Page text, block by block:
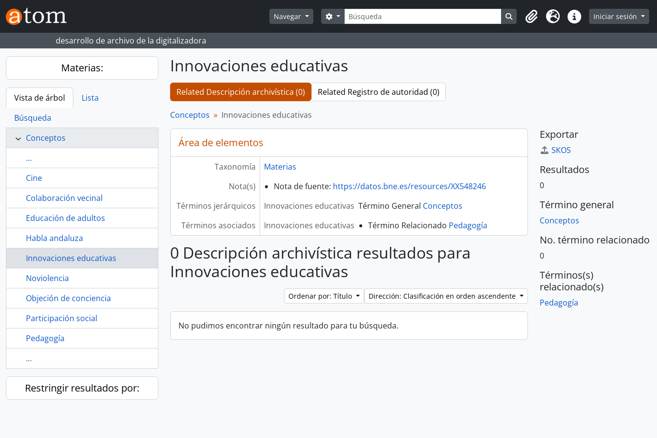
Skip to main content
Navegar
Búsqueda
Search options Search in browse page
Portapapeles
Idioma Enlaces rápidos
Iniciar sesión
desarrollo de archivo de la digitalizadora
Materias:
Vista de árbol
Lista
Búsqueda
Conceptos
...
Cine
Colaboración vecinal
Educación de adultos
Habla andaluza
Innovaciones educativas
Noviolencia
Objeción de conciencia
Participación social
Pedagogía
...
Restringir resultados por:
Innovaciones educativas
Related Descripción archivística (0) Related Registro de autoridad (0)
Conceptos Innovaciones educativas
Área de elementos
Taxonomía
Materias
Nota(s)
Nota de fuente: https://datos.bne.es/resources/XX548246
Términos jerárquicos
Innovaciones educativas Término General Conceptos
Términos asociados
Innovaciones educativas Término Relacionado Pedagogía
0 Descripción archivística resultados para
Innovaciones educativas
Ordenar por: Título Dirección: Clasificación en orden ascendente
No pudimos encontrar ningún resultado para tu búsqueda.
Exportar
SKOS
Resultados
0
Término general
Conceptos
No. término relacionado
0
Términos(s)
relacionado(s)
Pedagogía